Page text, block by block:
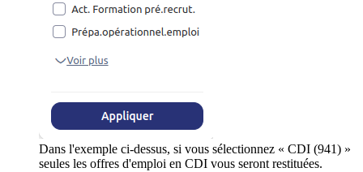
Dans l'exemple ci-dessus, si vous sélectionnez « CDI (941) »
seules les offres d'emploi en CDI vous seront restituées.